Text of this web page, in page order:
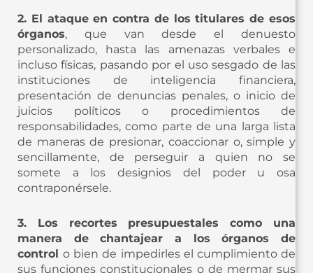
2. El ataque en contra de los titulares de esos
órganos, que van desde el denuesto
personalizado, hasta las amenazas verbales e
incluso físicas, pasando por el uso sesgado de las
instituciones de inteligencia financiera,
presentación de denuncias penales, o inicio de
juicios políticos o procedimientos de
responsabilidades, como parte de una larga lista
de maneras de presionar, coaccionar o, simple y
sencillamente, de perseguir a quien no se
somete a los designios del poder u osa
contraponérsele.
3. Los recortes presupuestales como una
manera de chantajear a los órganos de
controlo bien de impedirles el cumplimiento de
sus funciones constitucionales o de mermar sus